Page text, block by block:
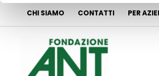
CHI SIAMO CONTATTI PER